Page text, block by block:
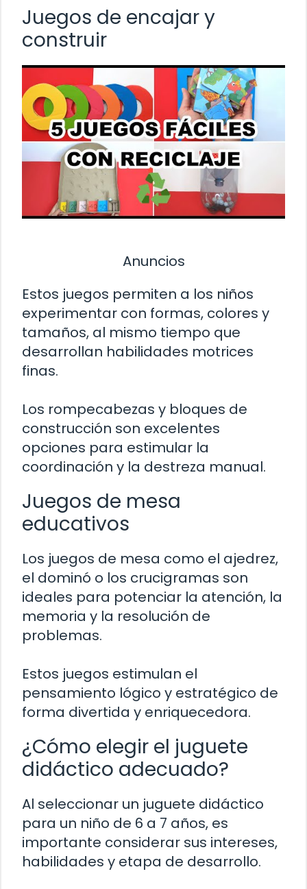
Juegos de encajar y
construir
Anuncios
Estos juegos permiten a los niños
experimentar con formas, colores y
tamaños, al mismo tiempo que
desarrollan habilidades motrices
finas.
Los rompecabezas y bloques de
construcción son excelentes
opciones para estimular la
coordinación y la destreza manual.
Juegos de mesa
educativos
Los juegos de mesa como el ajedrez,
el dominó o los crucigramas son
ideales para potenciar la atención, la
memoria y la resolución de
problemas.
Estos juegos estimulan el
pensamiento lógico y estratégico de
forma divertida y enriquecedora.
¿Cómo elegir el juguete
didáctico adecuado?
Al seleccionar un juguete didáctico
para un niño de 6 a 7 años, es
importante considerar sus intereses,
habilidades y etapa de desarrollo.